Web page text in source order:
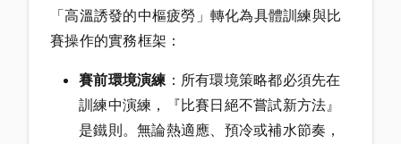
「高溫誘發的中樞疲勞」轉化為具體訓練與比
賽操作的實務框架：
賽前環境演練 ：所有環境策略都必須先在
訓練中演練，『比賽日絕不嘗試新方法』
是鐵則。無論熱適應、預冷或補水節奏，